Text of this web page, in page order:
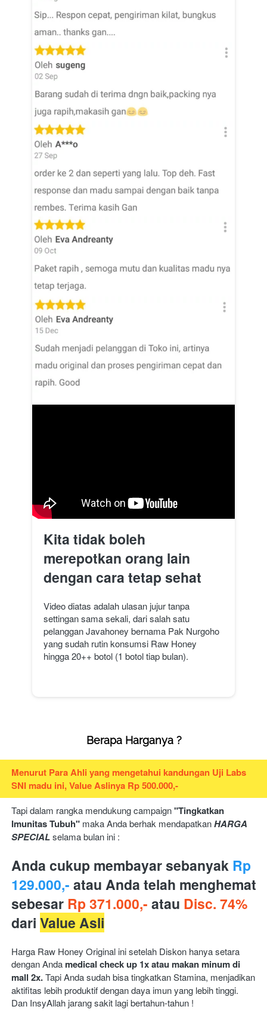
Kita tidak boleh
merepotkan orang lain
dengan cara tetap sehat
Video diatas adalah ulasan jujur tanpa
settingan sama sekali, dari salah satu
pelanggan Javahoney bernama Pak Nurgoho
yang sudah rutin konsumsi Raw Honey
hingga 20++ botol (1 botol tiap bulan).
Berapa Harganya ?
Menurut Para Ahli yang mengetahui kandungan Uji Labs
SNI madu ini, Value Aslinya Rp 500.000,-
Tapi dalam rangka mendukung campaign "Tingkatkan
Imunitas Tubuh" maka Anda berhak mendapatkan HARGA
SPECIAL selama bulan ini :
Anda cukup membayar sebanyak Rp
129.000,- atau Anda telah menghemat
sebesar Rp 371.000,- atau
dari Value Asli
Harga Raw Honey Original ini setelah Diskon hanya setara
dengan Anda medical check up 1x atau makan minum di
mall 2x. Tapi Anda sudah bisa tingkatkan Stamina, menjadikan
aktifitas lebih produktif dengan daya imun yang lebih tinggi.
Dan InsyAllah jarang sakit lagi bertahun-tahun !